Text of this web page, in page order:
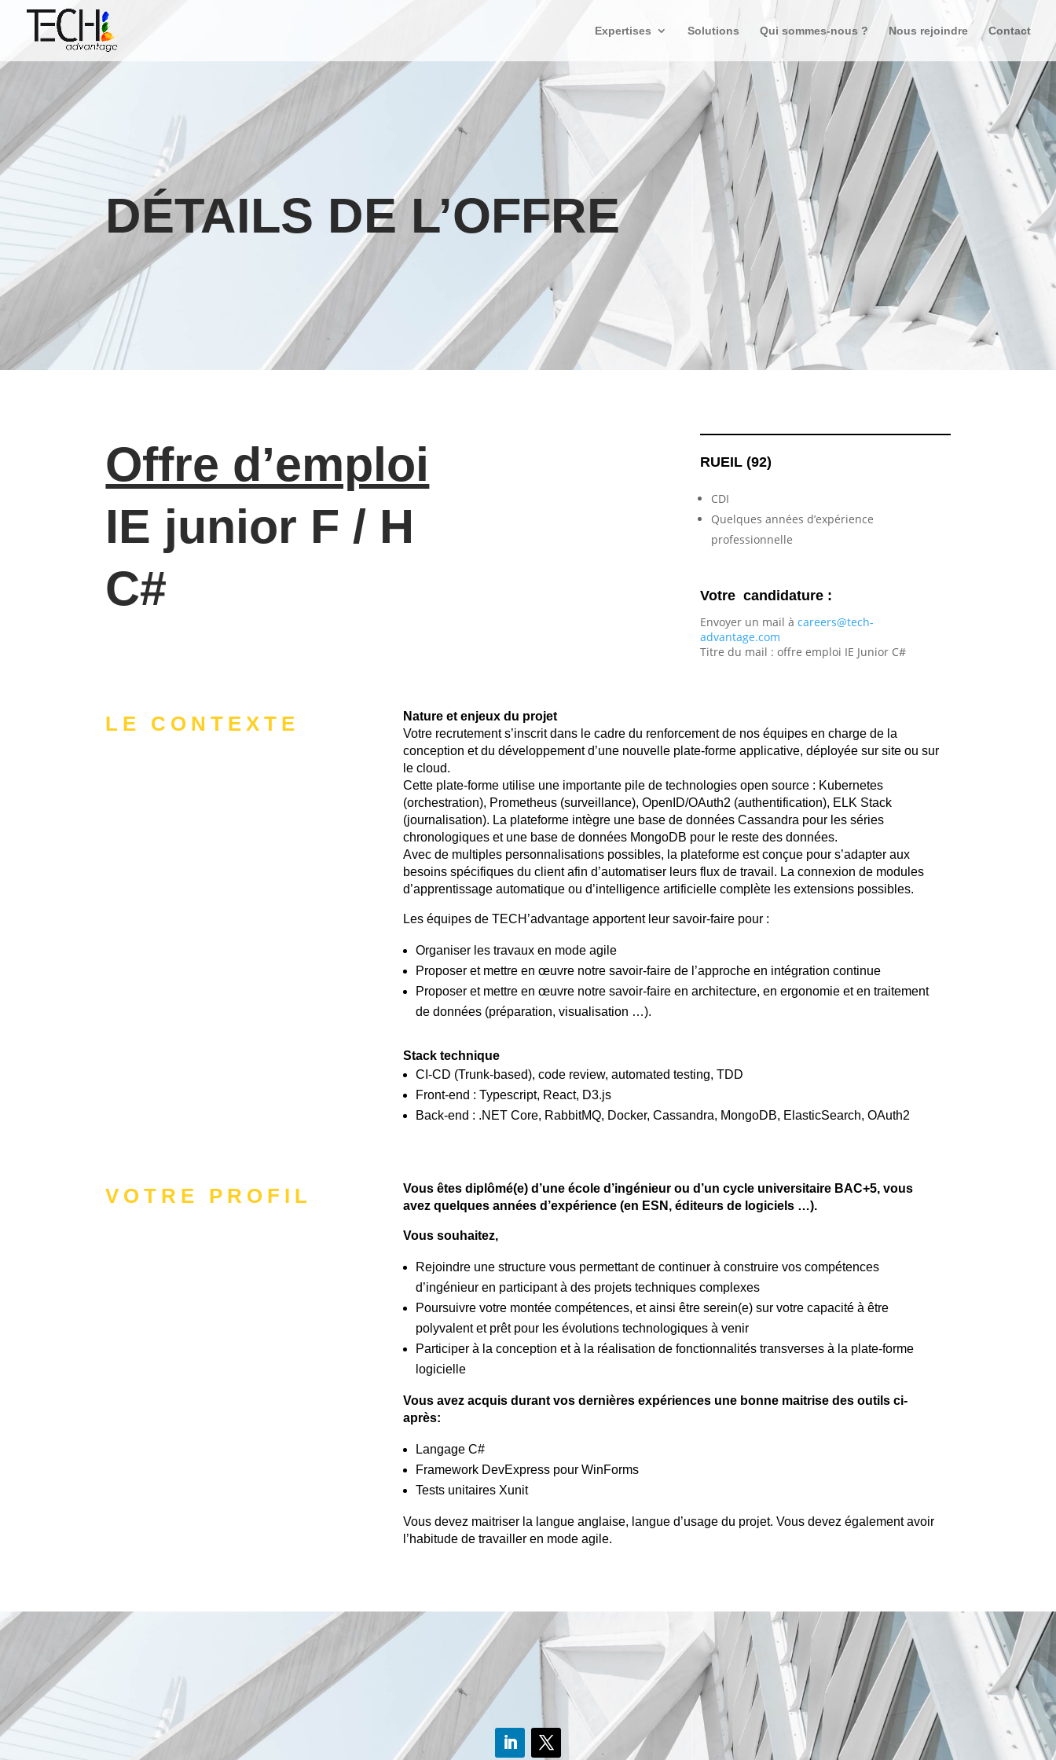
Expertises Solutions Qui sommes-nous ? Nous rejoindre Contact
DÉTAILS DE L’OFFRE
Offre d’emploi
IE junior F / H
C#
RUEIL (92)
CDI
Quelques années d’expérience
professionnelle
Votre candidature :
Envoyer un mail à careers@tech-
advantage.com
Titre du mail : offre emploi IE Junior C#
LE CONTEXTE
Nature et enjeux du projet
Votre recrutement s’inscrit dans le cadre du renforcement de nos équipes en charge de la
conception et du développement d’une nouvelle plate-forme applicative, déployée sur site ou sur
le cloud.
Cette plate-forme utilise une importante pile de technologies open source : Kubernetes
(orchestration), Prometheus (surveillance), OpenID/OAuth2 (authentification), ELK Stack
(journalisation). La plateforme intègre une base de données Cassandra pour les séries
chronologiques et une base de données MongoDB pour le reste des données.
Avec de multiples personnalisations possibles, la plateforme est conçue pour s’adapter aux
besoins spécifiques du client afin d’automatiser leurs flux de travail. La connexion de modules
d’apprentissage automatique ou d’intelligence artificielle complète les extensions possibles.
Les équipes de TECH’advantage apportent leur savoir-faire pour :
Organiser les travaux en mode agile
Proposer et mettre en œuvre notre savoir-faire de l’approche en intégration continue
Proposer et mettre en œuvre notre savoir-faire en architecture, en ergonomie et en traitement
de données (préparation, visualisation …).
Stack technique
CI-CD (Trunk-based), code review, automated testing, TDD
Front-end : Typescript, React, D3.js
Back-end : .NET Core, RabbitMQ, Docker, Cassandra, MongoDB, ElasticSearch, OAuth2
VOTRE PROFIL
Vous êtes diplômé(e) d’une école d’ingénieur ou d’un cycle universitaire BAC+5, vous
avez quelques années d’expérience (en ESN, éditeurs de logiciels …).
Vous souhaitez,
Rejoindre une structure vous permettant de continuer à construire vos compétences
d’ingénieur en participant à des projets techniques complexes
Poursuivre votre montée compétences, et ainsi être serein(e) sur votre capacité à être
polyvalent et prêt pour les évolutions technologiques à venir
Participer à la conception et à la réalisation de fonctionnalités transverses à la plate-forme
logicielle
Vous avez acquis durant vos dernières expériences une bonne maitrise des outils ci-
après:
Langage C#
Framework DevExpress pour WinForms
Tests unitaires Xunit
Vous devez maitriser la langue anglaise, langue d’usage du projet. Vous devez également avoir
l’habitude de travailler en mode agile.